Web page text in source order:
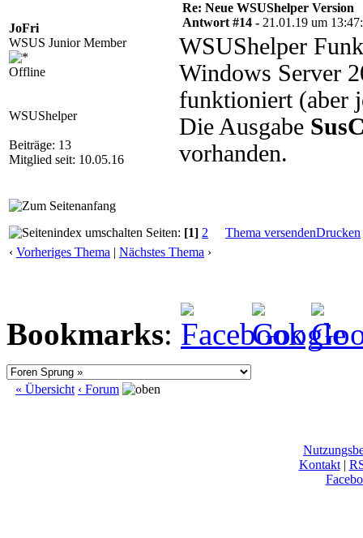
JoFri
WSUS Junior Member
Offline
WSUShelper
Beiträge: 13
Mitglied seit: 10.05.16
Re: Neue WSUShelper Version
Antwort #14 - 21.01.19 um
WSUShelper
Windows Server
funktioniert (aber
Die Ausgabe
vorhanden.
Seiten: [1] 2 Thema versendenDrucken
‹ Vorheriges Thema | Nächstes Thema ›
Bookmarks:
« Übersicht ‹ Forum
Kontakt|